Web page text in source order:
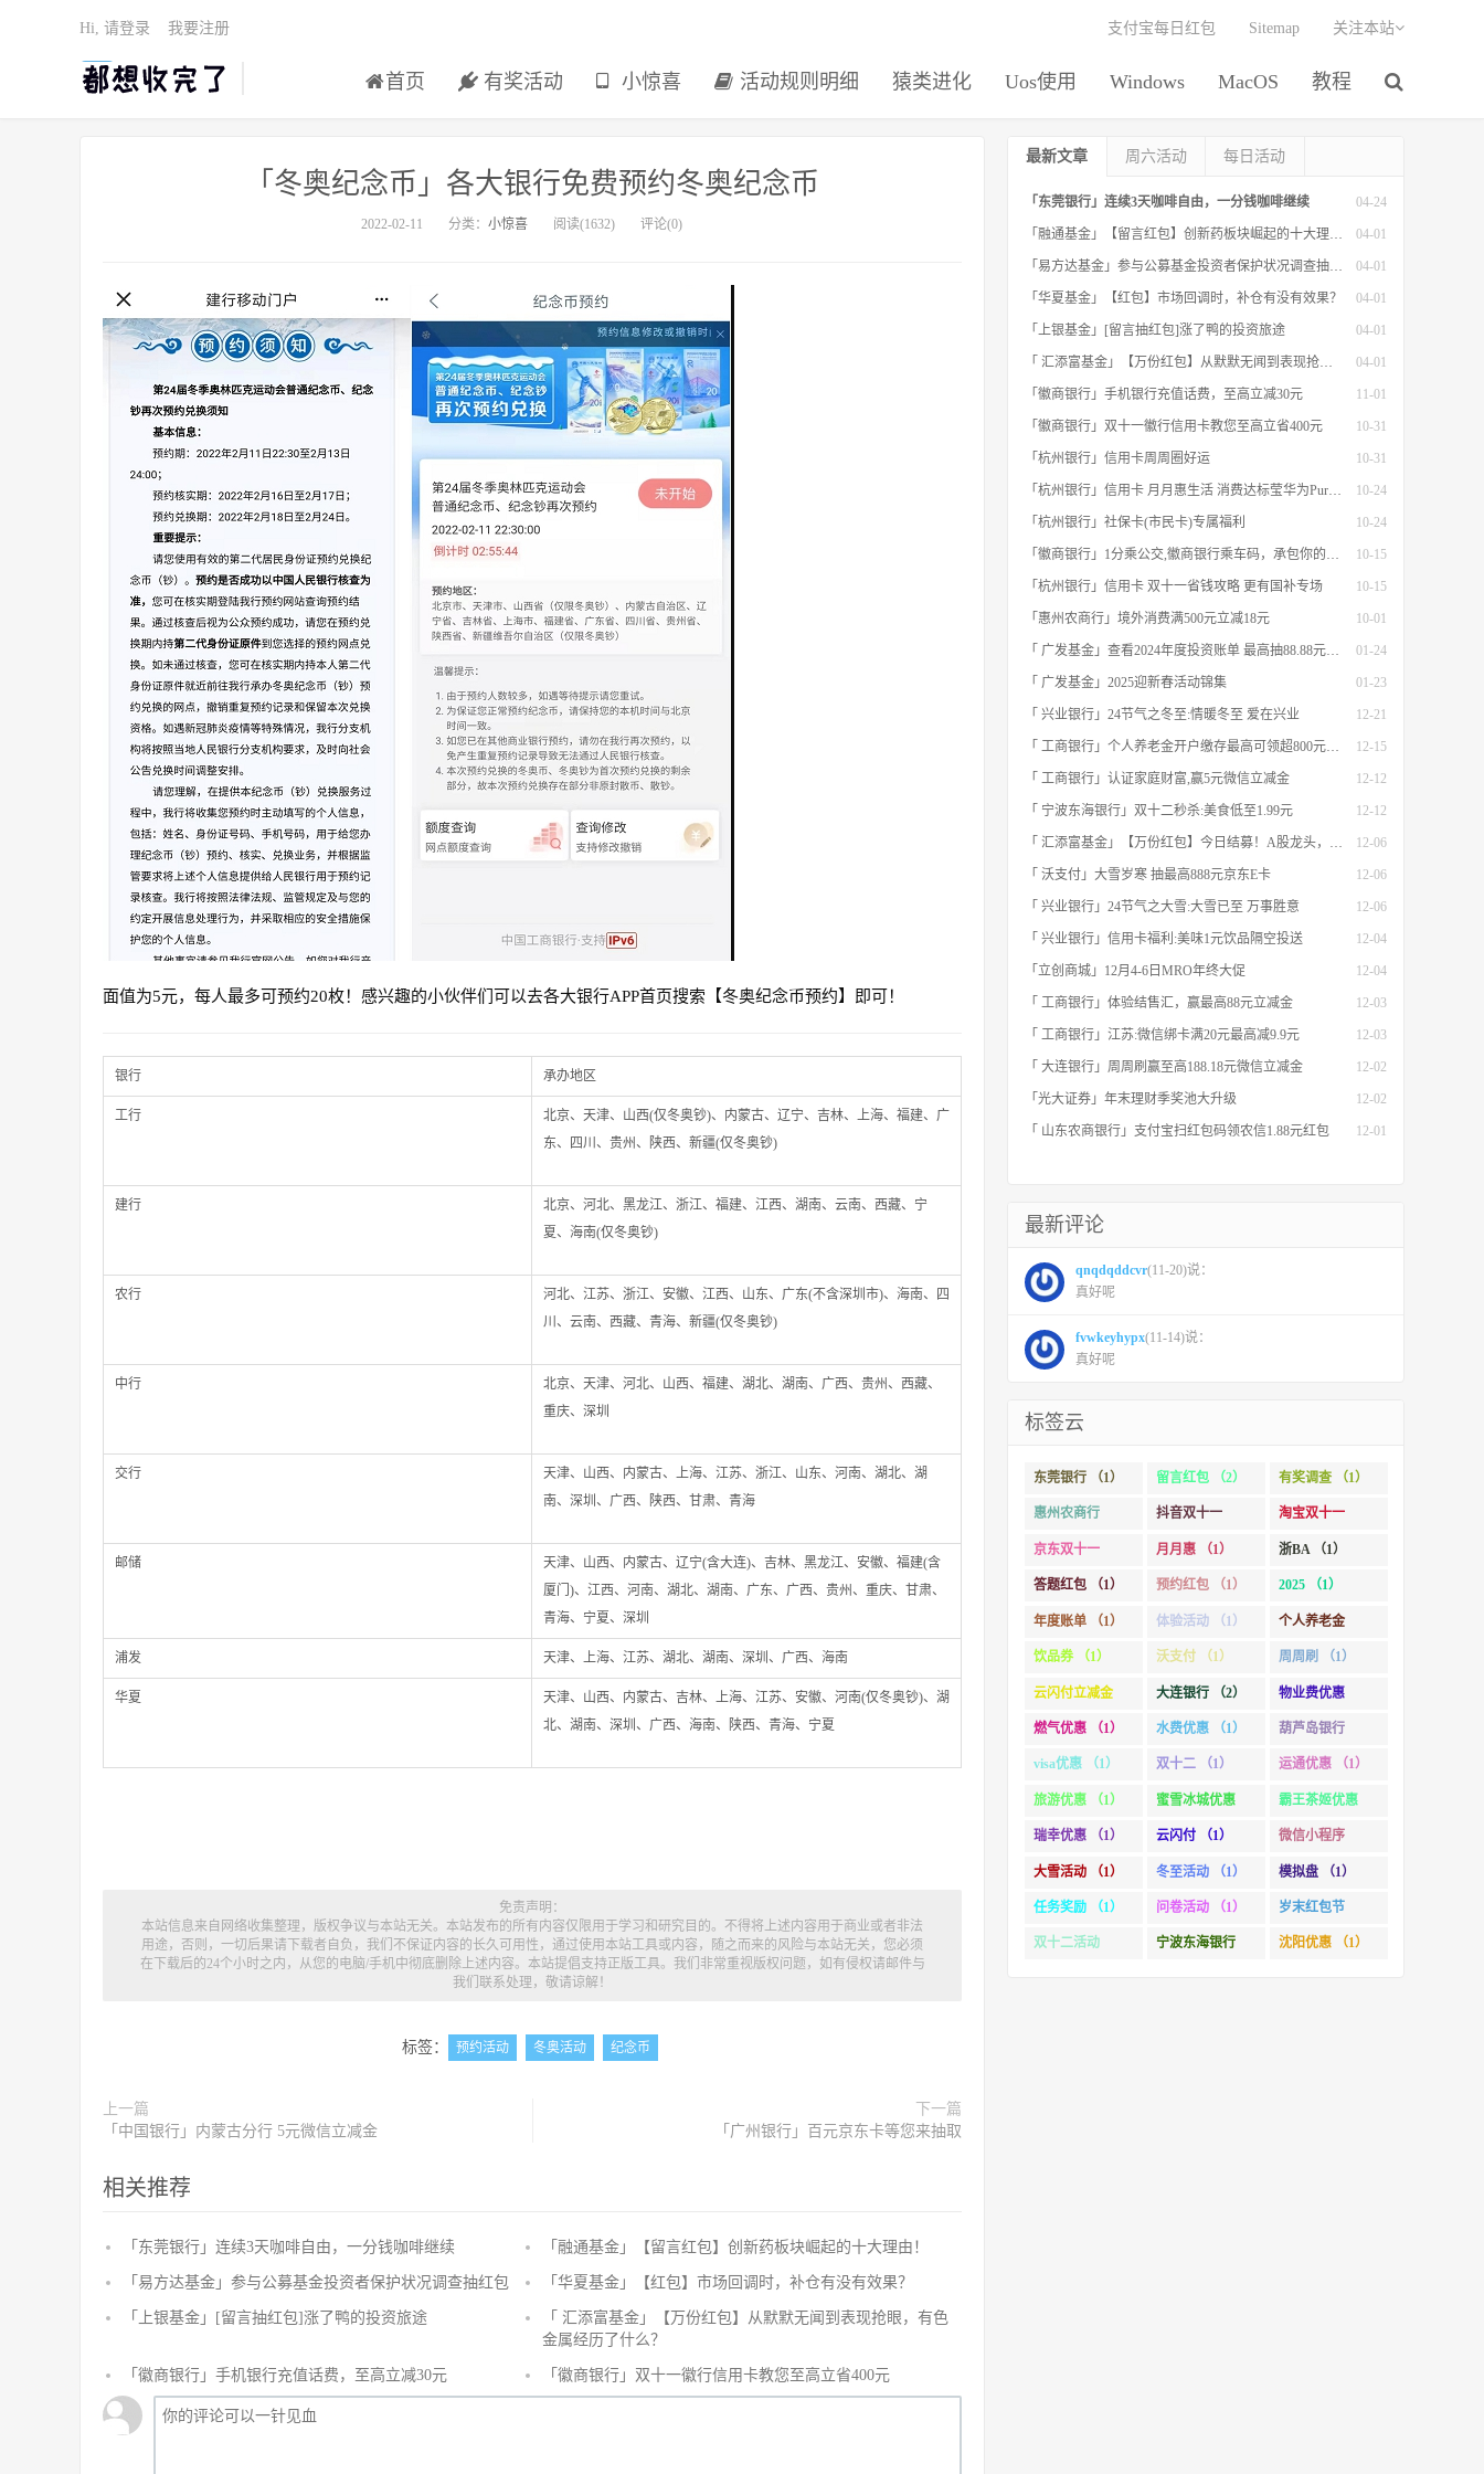
首页 有奖活动 小惊喜 活动规则明细 猿类进化 Uos使用 Windows MacOS 教程
支付宝每日红包 Sitemap 关注本站
Hi, 请登录 我要注册
「冬奥纪念币」各大银行免费预约冬奥纪念币
2022-02-11 分类： 小惊喜 阅读(1632) 评论(0)
面值为5元，每人最多可预约20枚！感兴趣的小伙伴们可以去各大银行APP首页搜索【冬奥纪念币预约】即可！
银行 承办地区
工行
北京、天津、山西(仅冬奥钞)、内蒙古、辽宁、吉林、上海、福建、广
东、四川、贵州、陕西、新疆(仅冬奥钞)
建行
北京、河北、黑龙江、浙江、福建、江西、湖南、云南、西藏、宁
夏、海南(仅冬奥钞)
农行
河北、江苏、浙江、安徽、江西、山东、广东(不含深圳市)、海南、四
川、云南、西藏、青海、新疆(仅冬奥钞)
中行
北京、天津、河北、山西、福建、湖北、湖南、广西、贵州、西藏、
重庆、深圳
交行
天津、山西、内蒙古、上海、江苏、浙江、山东、河南、湖北、湖
南、深圳、广西、陕西、甘肃、青海
邮储
天津、山西、内蒙古、辽宁(含大连)、吉林、黑龙江、安徽、福建(含
厦门)、江西、河南、湖北、湖南、广东、广西、贵州、重庆、甘肃、
青海、宁夏、深圳
浦发 天津、上海、江苏、湖北、湖南、深圳、广西、海南
华夏
天津、山西、内蒙古、吉林、上海、江苏、安徽、河南(仅冬奥钞)、湖
北、湖南、深圳、广西、海南、陕西、青海、宁夏
免责声明：
本站信息来自网络收集整理，版权争议与本站无关。本站发布的所有内容仅限用于学习和研究目的。不得将上述内容用于商业或者非法
用途，否则，一切后果请下载者自负，我们不保证内容的长久可用性，通过使用本站工具或内容，随之而来的风险与本站无关，您必须
在下载后的24个小时之内，从您的电脑/手机中彻底删除上述内容。本站提倡支持正版工具。我们非常重视版权问题，如有侵权请邮件与
我们联系处理，敬请谅解！
标签： 预约活动 冬奥活动 纪念币
上一篇
「中国银行」内蒙古分行 5元微信立减金
下一篇
「广州银行」百元京东卡等您来抽取
相关推荐
「东莞银行」连续3天咖啡自由，一分钱咖啡继续 「融通基金」【留言红包】创新药板块崛起的十大理由！
「易方达基金」参与公募基金投资者保护状况调查抽红包 「华夏基金」【红包】市场回调时，补仓有没有效果？
「上银基金」[留言抽红包]​涨了鸭的投资旅途
「 汇添富基金」【万份红包】从默默无闻到表现抢眼，有色
金属经历了什么？
「徽商银行」手机银行充值话费，至高立减30元 「徽商银行」双十一徽行信用卡教您至高立省400元
最新文章 周六活动 每日活动
04-24
「东莞银行」连续3天咖啡自由，一分钱咖啡继续
04-01
「融通基金」【留言红包】创新药板块崛起的十大理由！
04-01
「易方达基金」参与公募基金投资者保护状况调查抽红包
04-01
「华夏基金」【红包】市场回调时，补仓有没有效果？
04-01
「上银基金」[留言抽红包]​涨了鸭的投资旅途
04-01
「 汇添富基金」【万份红包】从默默无闻到表现抢眼，有色金属经历了什么？
11-01
「徽商银行」手机银行充值话费，至高立减30元
10-31
「徽商银行」双十一徽行信用卡教您至高立省400元
10-31
「杭州银行」信用卡周周圈好运
10-24
「杭州银行」信用卡 月月惠生活 消费达标莹华为PuraX MateBook14等好礼
10-24
「杭州银行」社保卡(市民卡)专属福利
10-15
「徽商银行」1分乘公交,徽商银行乘车码，承包你的秋日趣味出行[限合肥]
10-15
「杭州银行」信用卡 双十一省钱攻略 更有国补专场
10-01
「惠州农商行」境外消费满500元立减18元
01-24
「 广发基金」查看2024年度投资账单 最高抽88.88元红包
01-23
「 广发基金」2025迎新春活动锦集
12-21
「 兴业银行」24节气之冬至:情暖冬至 爱在兴业
12-15
「 工商银行」个人养老金开户缴存最高可领超800元立减金
12-12
「 工商银行」认证家庭财富,赢5元微信立减金
12-12
「 宁波东海银行」双十二秒杀:美食低至1.99元
12-06
「 汇添富基金」【万份红包】今日结募！A股龙头，尽入此基矣
12-06
「 沃支付」大雪岁寒 抽最高888元京东E卡
12-06
「 兴业银行」24节气之大雪:大雪已至 万事胜意
12-04
「 兴业银行」信用卡福利:美味1元饮品隔空投送
12-04
「立创商城」12月4-6日MRO年终大促
12-03
「 工商银行」体验结售汇，赢最高88元立减金
12-03
「 工商银行」江苏:微信绑卡满20元最高减9.9元
12-02
「 大连银行」周周刷赢至高188.18元微信立减金
12-02
「光大证券」年末理财季奖池大升级
12-01
「 山东农商银行」支付宝扫红包码领农信1.88元红包
最新评论
qnqdqddcvr(11-20)说：
真好呢
fvwkeyhypx(11-14)说：
真好呢
标签云
东莞银行 （1） 留言红包 （2） 有奖调查 （1）
惠州农商行
（1）
抖音双十一
（1）
淘宝双十一
（2）
京东双十一
（1）
月月惠 （1） 浙BA （1）
答题红包 （1） 预约红包 （1） 2025 （1）
年度账单 （1） 体验活动 （1） 个人养老金
（1）
饮品券 （1） 沃支付 （1） 周周刷 （1）
云闪付立减金
（1）
大连银行 （2） 物业费优惠
（1）
燃气优惠 （1） 水费优惠 （1） 葫芦岛银行
（1）
visa优惠 （1） 双十二 （1） 运通优惠 （1）
旅游优惠 （1） 蜜雪冰城优惠
（1）
霸王茶姬优惠
（1）
瑞幸优惠 （1） 云闪付 （1） 微信小程序
（1）
大雪活动 （1） 冬至活动 （1） 模拟盘 （1）
任务奖励 （1） 问卷活动 （1） 岁末红包节
（1）
双十二活动 宁波东海银行 沈阳优惠 （1）